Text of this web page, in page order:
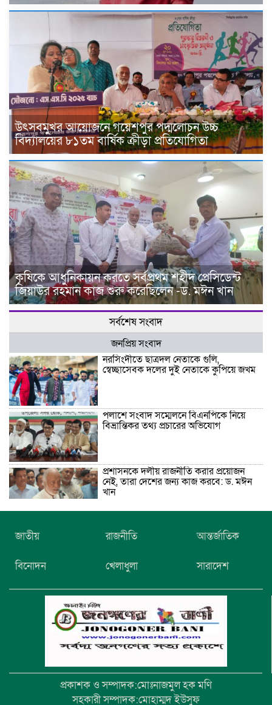
উৎসবমুখর আয়োজনে গয়েশপুর পদ্মলোচন উচ্চ
বিদ্যালয়ের ৮১তম বার্ষিক ক্রীড়া প্রতিযোগিতা
কৃষিকে আধুনিকায়ন করতে সর্বপ্রথম শহীদ প্রেসিডেন্ট
জিয়াউর রহমান কাজ শুরু করেছিলেন -ড. মঈন খান
সর্বশেষ সংবাদ
জনপ্রিয় সংবাদ
নরসিংদীতে ছাত্রদল নেতাকে গুলি,
স্বেচ্ছাসেবক দলের দুই নেতাকে কুপিয়ে জখম
পলাশে সংবাদ সম্মেলনে বিএনপিকে নিয়ে
বিভ্রান্তিকর তথ্য প্রচারের অভিযোগ
প্রশাসনকে দলীয় রাজনীতি করার প্রয়োজন
নেই, তারা দেশের জন্য কাজ করবে: ড. মঈন
খান
নিখোঁজের তিনদিন পর মাইক্রোবাস চালকের
মরদেহ উদ্ধার
উচ্চ বিদ্যালয়ের ৮১তম বার্ষিক ক্রীড়া
জাতীয় রাজনীতি আন্তর্জাতিক
বিনোদন খেলাধুলা সারাদেশ
প্রকাশক ও সম্পাদক:মোঃনাজমুল হক মণি
সহকারী সম্পাদক:মোহাম্মদ ইউসুফ